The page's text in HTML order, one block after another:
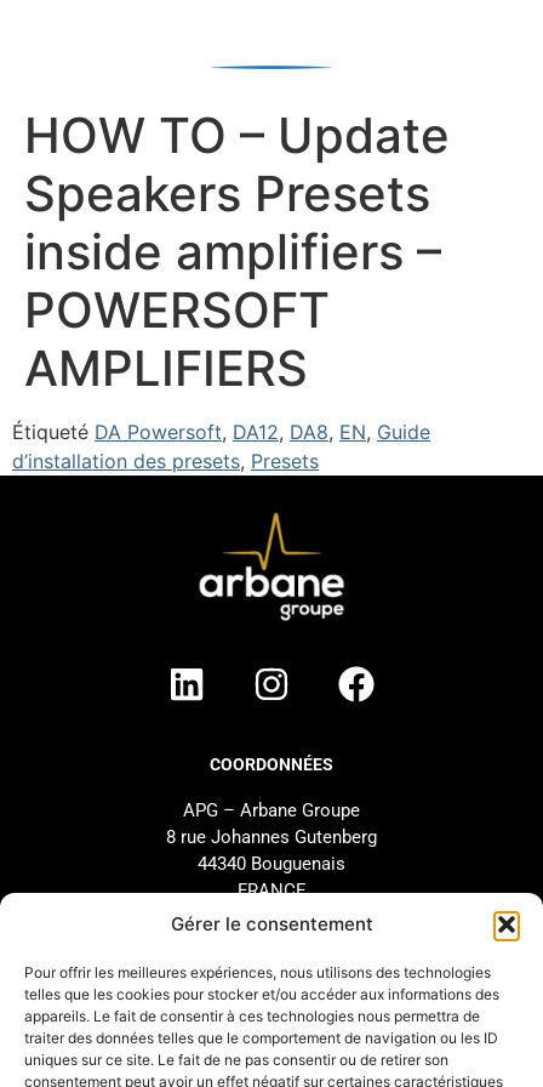
Gérer le consentement
Pour offrir les meilleures expériences, nous utilisons des technologies
telles que les cookies pour stocker et/ou accéder aux informations des
appareils. Le fait de consentir à ces technologies nous permettra de
traiter des données telles que le comportement de navigation ou les ID
uniques sur ce site. Le fait de ne pas consentir ou de retirer son
consentement peut avoir un effet négatif sur certaines caractéristiques
HOW TO – Update
Speakers Presets
inside amplifiers –
POWERSOFT
AMPLIFIERS
Étiqueté DA Powersoft, DA12, DA8, EN, Guide
d’installation des presets, Presets
COORDONNÉES
APG – Arbane Groupe
8 rue Johannes Gutenberg
44340 Bouguenais
FRANCE
02 40 46 66 64
MARQUE
Notre Histoire
Nos Engagements
SUPPORT
SAV
Étude et configuration